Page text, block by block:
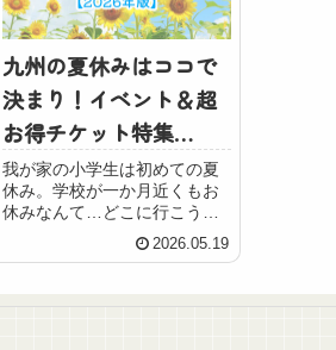
九州の夏休みはココで
決まり！イベント＆超
お得チケット特集
【2026年版】
我が家の小学生は初めての夏
休み。学校が一か月近くもお
休みなんて…どこに行こうか
な！でも遊んでばかりじゃお
金が不安。そんな時は アソビ
2026.05.19